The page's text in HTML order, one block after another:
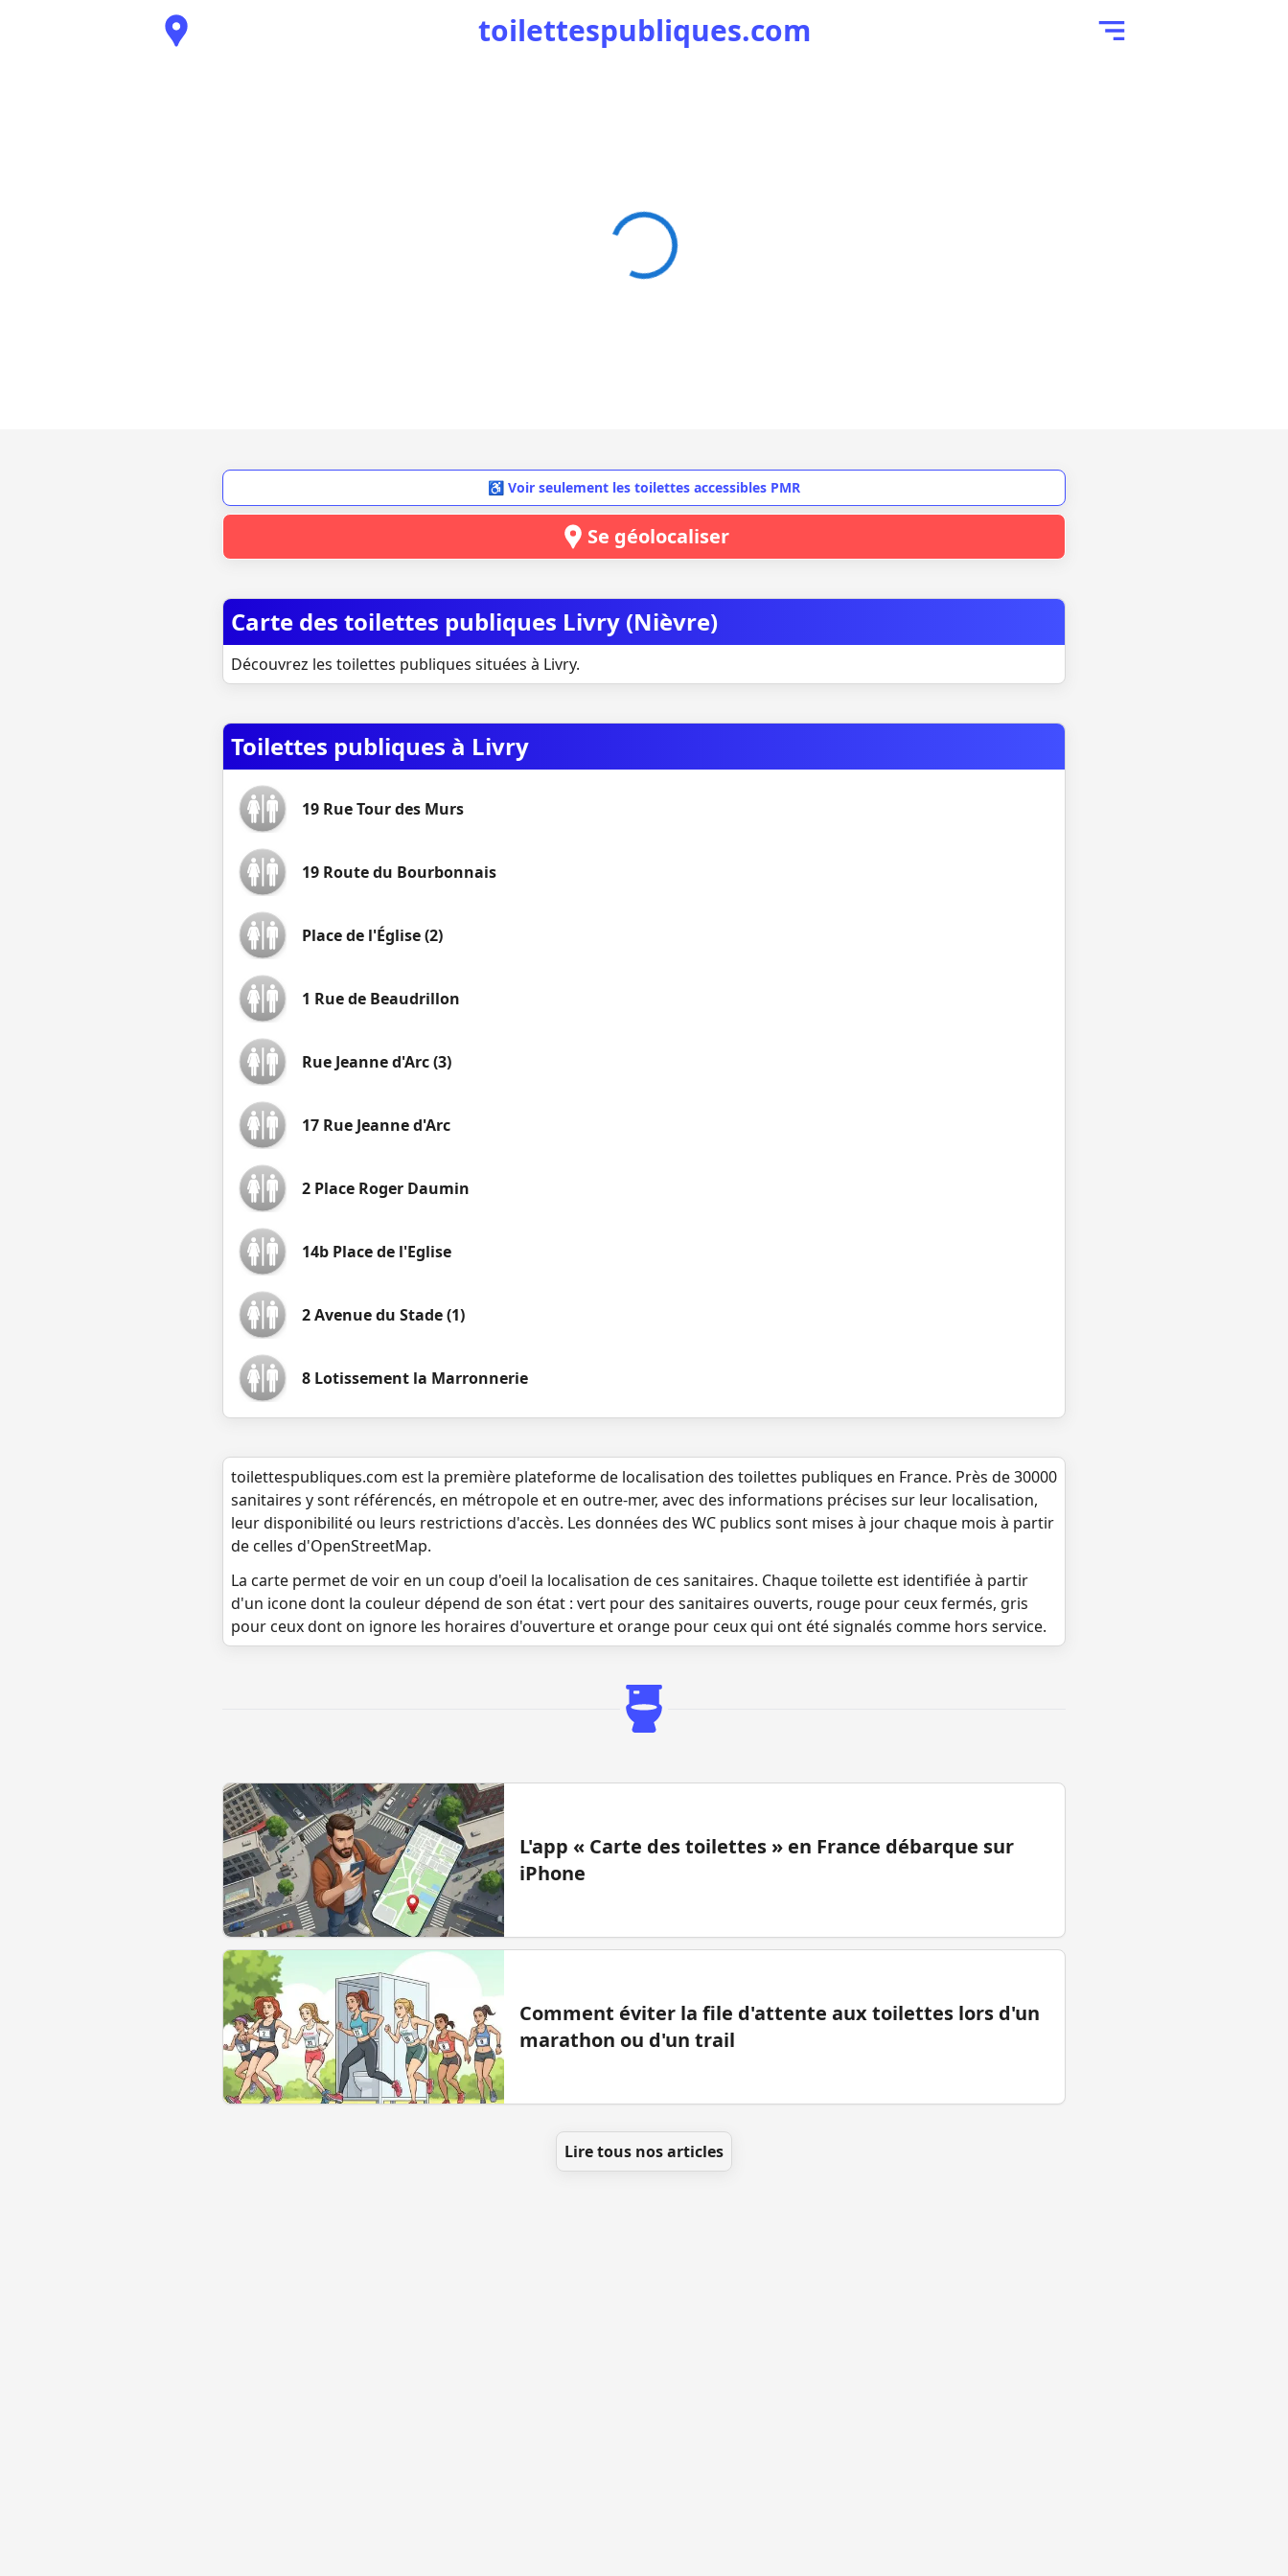
toilettespubliques.com
♿ Voir seulement les toilettes accessibles PMR
Se géolocaliser
Carte des toilettes publiques Livry (Nièvre)
Découvrez les toilettes publiques situées à Livry.
Toilettes publiques à Livry
19 Rue Tour des Murs
19 Route du Bourbonnais
Place de l'Église (2)
1 Rue de Beaudrillon
Rue Jeanne d'Arc (3)
17 Rue Jeanne d'Arc
2 Place Roger Daumin
14b Place de l'Eglise
2 Avenue du Stade (1)
8 Lotissement la Marronnerie
toilettespubliques.com est la première plateforme de localisation des toilettes publiques en France. Près de 30000
sanitaires y sont référencés, en métropole et en outre-mer, avec des informations précises sur leur localisation,
leur disponibilité ou leurs restrictions d'accès. Les données des WC publics sont mises à jour chaque mois à partir
de celles d'OpenStreetMap.
La carte permet de voir en un coup d'oeil la localisation de ces sanitaires. Chaque toilette est identifiée à partir
d'un icone dont la couleur dépend de son état : vert pour des sanitaires ouverts, rouge pour ceux fermés, gris
pour ceux dont on ignore les horaires d'ouverture et orange pour ceux qui ont été signalés comme hors service.
L'app « Carte des toilettes » en France débarque sur
iPhone
Comment éviter la file d'attente aux toilettes lors d'un
marathon ou d'un trail
Lire tous nos articles